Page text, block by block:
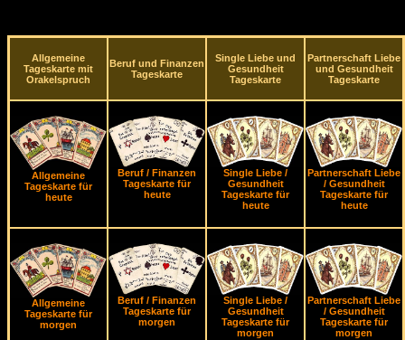
Allgemeine
Tageskarte mit
Orakelspruch
Beruf und Finanzen
Tageskarte
Single Liebe und
Gesundheit
Tageskarte
Partnerschaft Liebe
und Gesundheit
Tageskarte
Allgemeine
Tageskarte für
heute
Beruf / Finanzen
Tageskarte für
heute
Single Liebe /
Gesundheit
Tageskarte für
heute
Partnerschaft Liebe
/ Gesundheit
Tageskarte für
heute
Allgemeine
Tageskarte für
morgen
Beruf / Finanzen
Tageskarte für
morgen
Single Liebe /
Gesundheit
Tageskarte für
morgen
Partnerschaft Liebe
/ Gesundheit
Tageskarte für
morgen